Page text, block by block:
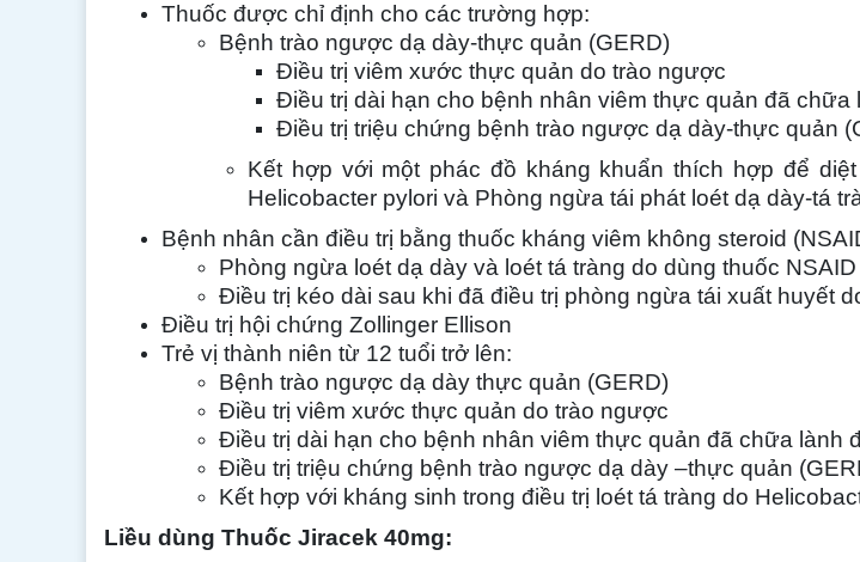
Thuốc được chỉ định cho các trường hợp:
Bệnh trào ngược dạ dày-thực quản (GERD)
Điều trị viêm xước thực quản do trào ngược
Điều trị dài hạn cho bệnh nhân viêm thực quản đã
Điều trị triệu chứng bệnh trào ngược dạ dày-thực quản
Kết hợp với một phác đồ kháng khuẩn thích hợp để
Helicobacter pylori và Phòng ngừa tái phát loét dạ dày-tá
Bệnh nhân cần điều trị bằng thuốc kháng viêm không steroid
Phòng ngừa loét dạ dày và loét tá tràng do dùng thuốc
Điều trị kéo dài sau khi đã điều trị phòng ngừa tái xuất huyết
Điều trị hội chứng Zollinger Ellison
Trẻ vị thành niên từ 12 tuổi trở lên:
Bệnh trào ngược dạ dày thực quản (GERD)
Điều trị viêm xước thực quản do trào ngược
Điều trị dài hạn cho bệnh nhân viêm thực quản đã chữa lành
Điều trị triệu chứng bệnh trào ngược dạ dày –thực quản
Kết hợp với kháng sinh trong điều trị loét tá tràng do
Liều dùng Thuốc Jiracek 40mg: